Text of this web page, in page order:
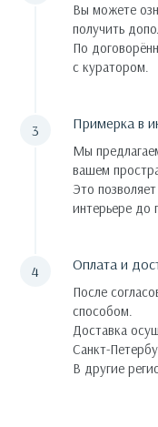
Вы можете
получить
По
с куратором.
Примерка в
Мы
вашем
Это
интерьере до
Оплата и
После
способом.
Доставка
Санкт-
В другие